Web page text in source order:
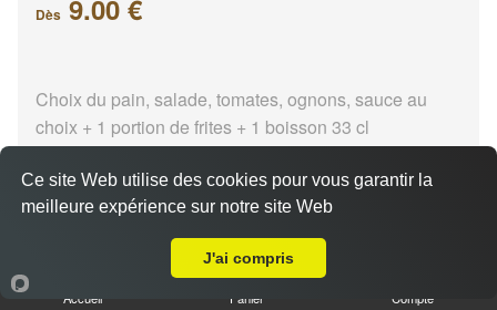
Dès 9.00 €
Choix du pain, salade, tomates, ognons, sauce au
choix + 1 portion de frites + 1 boisson 33 cl
Menu Sandwich brochette
Accueil Panier Compte
Ce site Web utilise des cookies pour vous garantir la
meilleure expérience sur notre site Web
J'ai compris